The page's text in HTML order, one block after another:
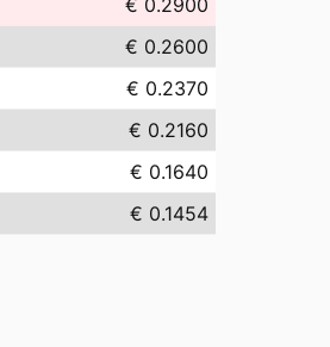
€ 0.2900
€ 0.2600
€ 0.2370
€ 0.2160
€ 0.1640
€ 0.1454